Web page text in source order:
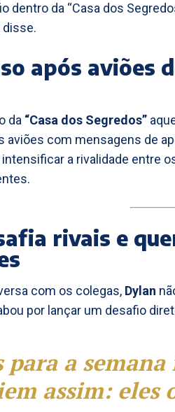
dentro da “Casa dos
disse.
após aviões
da “Casa dos Segredos”
aviões com mensagens de
a rivalidade entre
rivais e
com os colegas, Dylan
por lançar um desafio
para a
assim: eles